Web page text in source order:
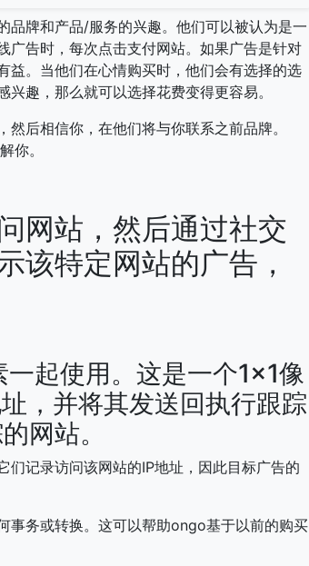
品牌和产品/服务的兴趣。他们可以被认为是一
广告时，每次点击支付网站。如果广告是针对
益。当他们在心情购买时，他们会有选择的选
趣，那么就可以选择花费变得更容易。
后相信你，在他们将与你联系之前品牌。
你。
网站，然后通过社交
该特定网站的广告，
起使用。这是一个1×1像
，并将其发送回执行跟踪
网站。
记录访问该网站的IP地址，因此目标广告的
事务或转换。这可以帮助ongo基于以前的购买